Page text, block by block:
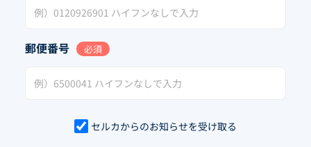
郵便番号 必須
セルカからのお知らせを受け取る